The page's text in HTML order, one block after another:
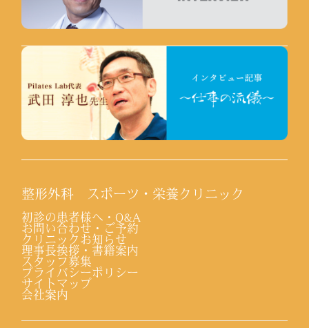
整形外科 スポーツ・栄養クリニック
初診の患者様へ・Q&A
お問い合わせ・ご予約
クリニックお知らせ
理事長挨拶・書籍案内
スタッフ募集
プライバシーポリシー
サイトマップ
会社案内